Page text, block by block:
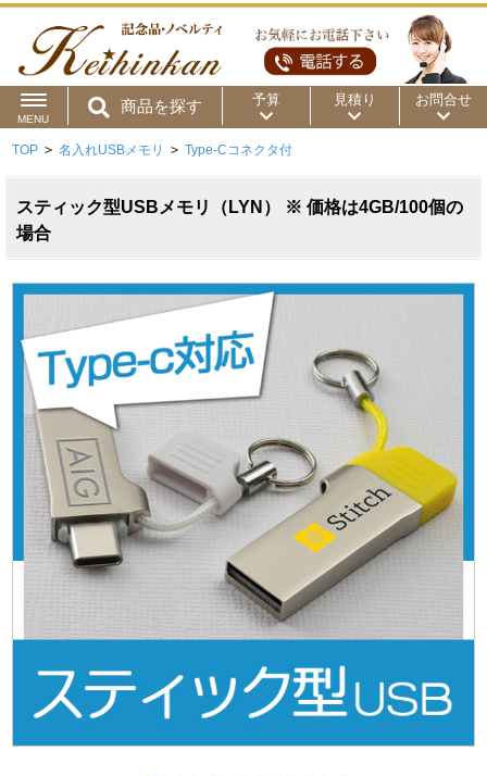
MENU
商品を探す 予算
用途から
商品カテゴリ
～50円 ～100円
～300円 ～500円 ～1,000円
～15,000円 ～20,000円
～50,000円 50,001円～
見積り お問合せ
TOP > 名入れUSBメモリ > Type-Cコネクタ付
スティック型USBメモリ（LYN） ※ 価格は4GB/100個の
場合